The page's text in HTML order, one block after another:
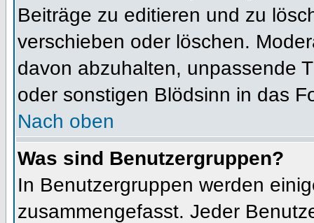
Beiträge zu editieren und zu
verschieben oder löschen.
davon abzuhalten, unpassende
oder sonstigen Blödsinn in das
Nach oben
Was sind Benutzergruppen?
In Benutzergruppen werden
zusammengefasst. Jeder